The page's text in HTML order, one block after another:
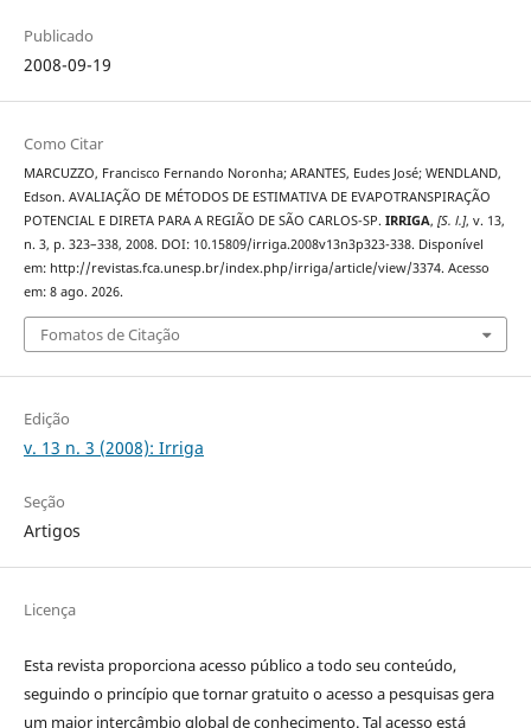
Publicado
2008-09-19
Como Citar
MARCUZZO, Francisco Fernando Noronha; ARANTES, Eudes José; WENDLAND,
Edson. AVALIAÇÃO DE MÉTODOS DE ESTIMATIVA DE EVAPOTRANSPIRAÇÃO
POTENCIAL E DIRETA PARA A REGIÃO DE SÃO CARLOS-SP. IRRIGA, [S. l.], v. 13,
n. 3, p. 323–338, 2008. DOI: 10.15809/irriga.2008v13n3p323-338. Disponível
em: http://revistas.fca.unesp.br/index.php/irriga/article/view/3374. Acesso
em: 8 ago. 2026.
Fomatos de Citação
Edição
v. 13 n. 3 (2008): Irriga
Seção
Artigos
Licença
Esta revista proporciona acesso público a todo seu conteúdo,
seguindo o princípio que tornar gratuito o acesso a pesquisas gera
um maior intercâmbio global de conhecimento. Tal acesso está